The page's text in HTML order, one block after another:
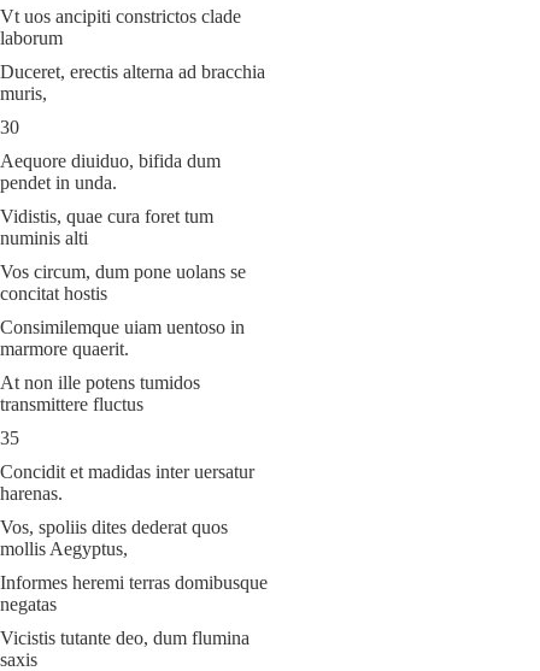
Vt uos ancipiti constrictos clade
laborum
Duceret, erectis alterna ad bracchia
muris,
30
Aequore diuiduo, bifida dum
pendet in unda.
Vidistis, quae cura foret tum
numinis alti
Vos circum, dum pone uolans se
concitat hostis
Consimilemque uiam uentoso in
marmore quaerit.
At non ille potens tumidos
transmittere fluctus
35
Concidit et madidas inter uersatur
harenas.
Vos, spoliis dites dederat quos
mollis Aegyptus,
Informes heremi terras domibusque
negatas
Vicistis tutante deo, dum flumina
saxis